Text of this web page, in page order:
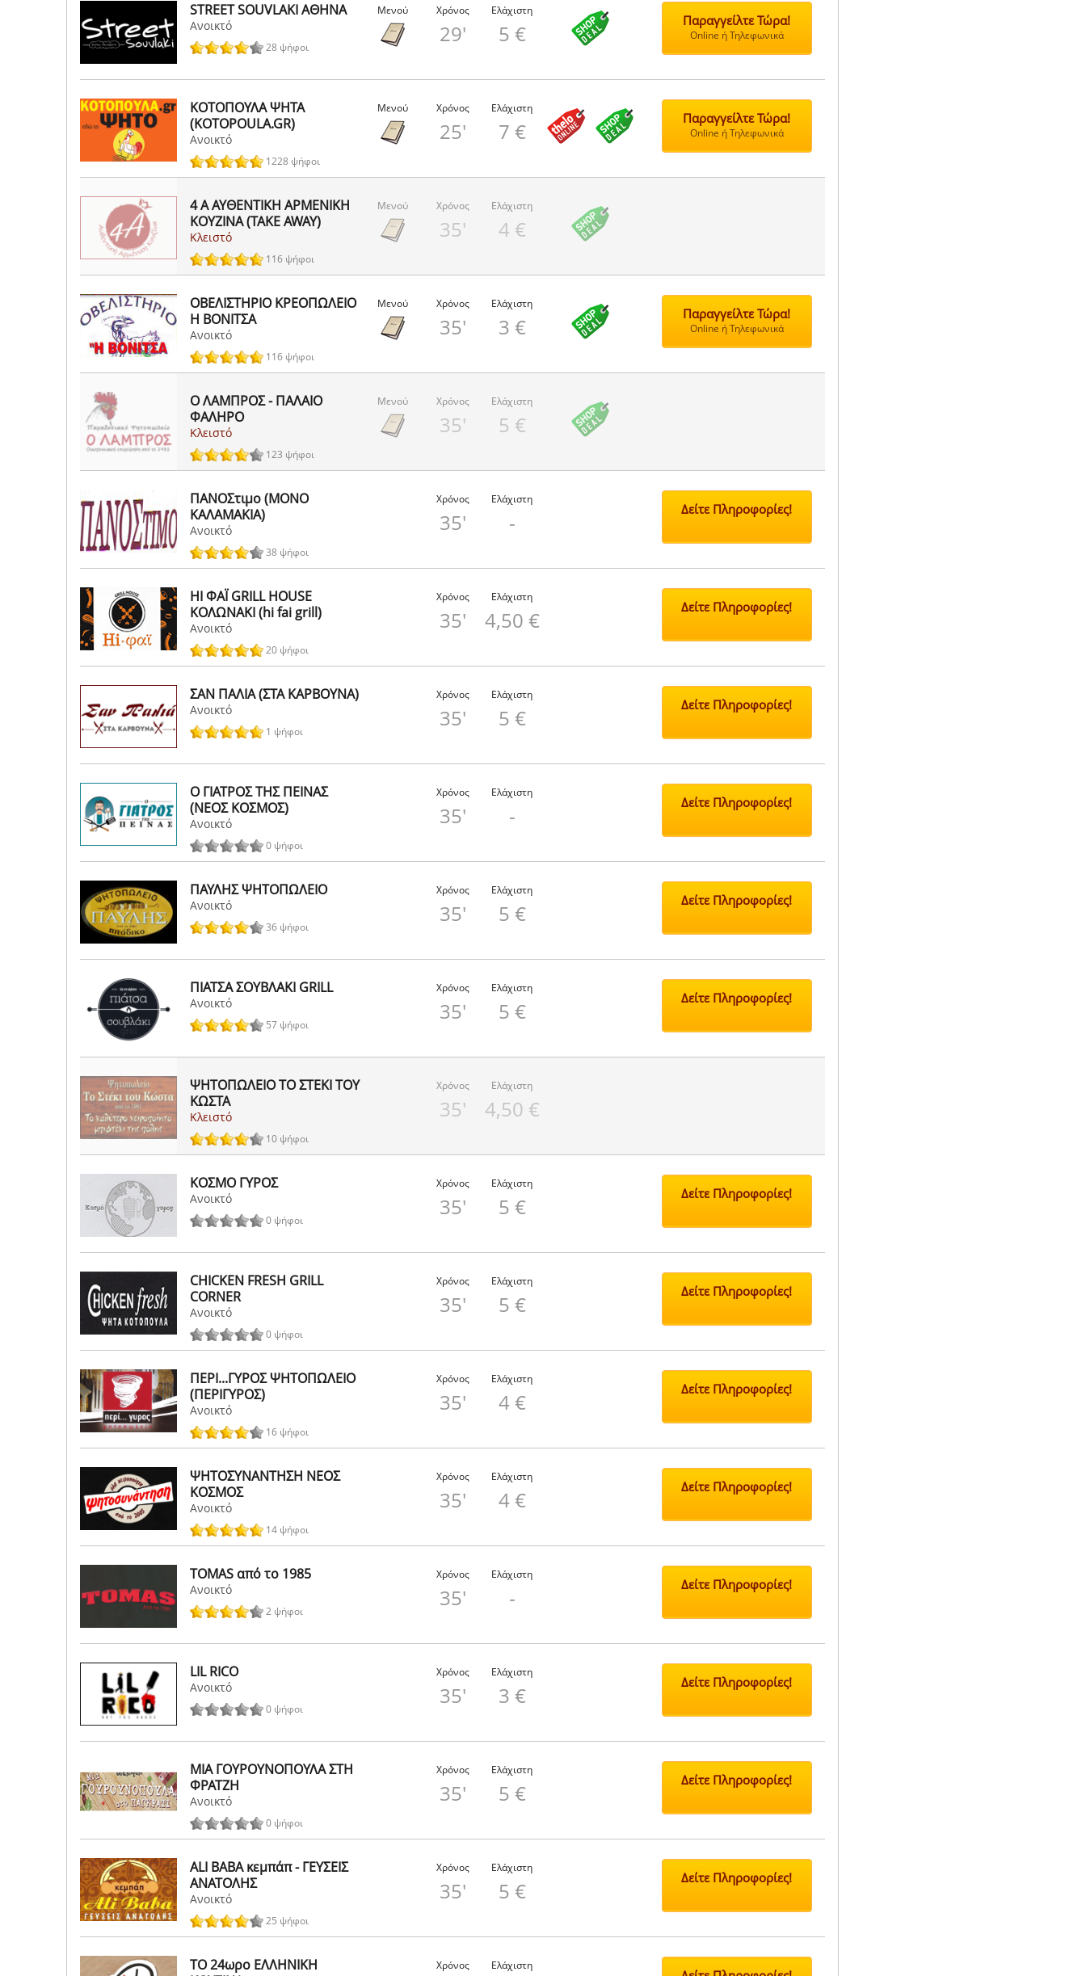
STREET SOUVLAKI ΑΘΗΝΑ
Ανοικτό
28 ψήφοι
Μενού Χρόνος
29'
Ελάχιστη
5 €
Παραγγείλτε Τώρα!
Online ή Τηλεφωνικά
ΚΟΤΟΠΟΥΛΑ ΨΗΤΑ
(KOTOPOULA.GR)
Ανοικτό
1228 ψήφοι
Μενού Χρόνος
25'
Ελάχιστη
7 €
Παραγγείλτε Τώρα!
Online ή Τηλεφωνικά
4 Α ΑΥΘΕΝΤΙΚΗ ΑΡΜΕΝΙΚΗ
ΚΟΥΖΙΝΑ (TAKE AWAY)
Κλειστό
116 ψήφοι
Μενού Χρόνος
35'
Ελάχιστη
4 €
ΟΒΕΛΙΣΤΗΡΙΟ ΚΡΕΟΠΩΛΕΙΟ
Η ΒΟΝΙΤΣΑ
Ανοικτό
116 ψήφοι
Μενού Χρόνος
35'
Ελάχιστη
3 €
Παραγγείλτε Τώρα!
Online ή Τηλεφωνικά
Ο ΛΑΜΠΡΟΣ - ΠΑΛΑΙΟ
ΦΑΛΗΡΟ
Κλειστό
123 ψήφοι
Μενού Χρόνος
35'
Ελάχιστη
5 €
ΠΑΝΟΣτιμο (ΜΟΝΟ
ΚΑΛΑΜΑΚΙΑ)
Ανοικτό
38 ψήφοι
Χρόνος
35'
Ελάχιστη
-
Δείτε Πληροφορίες!
HI ΦΑΪ GRILL HOUSE
ΚΟΛΩΝΑΚΙ (hi fai grill)
Ανοικτό
20 ψήφοι
Χρόνος
35'
Ελάχιστη
4,50 €
Δείτε Πληροφορίες!
ΣΑΝ ΠΑΛΙΑ (ΣΤΑ ΚΑΡΒΟΥΝΑ)
Ανοικτό
1 ψήφοι
Χρόνος
35'
Ελάχιστη
5 €
Δείτε Πληροφορίες!
Ο ΓΙΑΤΡΟΣ ΤΗΣ ΠΕΙΝΑΣ
(ΝΕΟΣ ΚΟΣΜΟΣ)
Ανοικτό
0 ψήφοι
Χρόνος
35'
Ελάχιστη
-
Δείτε Πληροφορίες!
ΠΑΥΛΗΣ ΨΗΤΟΠΩΛΕΙΟ
Ανοικτό
36 ψήφοι
Χρόνος
35'
Ελάχιστη
5 €
Δείτε Πληροφορίες!
ΠΙΑΤΣΑ ΣΟΥΒΛΑΚΙ GRILL
Ανοικτό
57 ψήφοι
Χρόνος
35'
Ελάχιστη
5 €
Δείτε Πληροφορίες!
ΨΗΤΟΠΩΛΕΙΟ ΤΟ ΣΤΕΚΙ ΤΟΥ
ΚΩΣΤΑ
Κλειστό
10 ψήφοι
Χρόνος
35'
Ελάχιστη
4,50 €
ΚΟΣΜΟ ΓΥΡΟΣ
Ανοικτό
0 ψήφοι
Χρόνος
35'
Ελάχιστη
5 €
Δείτε Πληροφορίες!
CHICKEN FRESH GRILL
CORNER
Ανοικτό
0 ψήφοι
Χρόνος
35'
Ελάχιστη
5 €
Δείτε Πληροφορίες!
ΠΕΡΙ...ΓΥΡΟΣ ΨΗΤΟΠΩΛΕΙΟ
(ΠΕΡΙΓΥΡΟΣ)
Ανοικτό
16 ψήφοι
Χρόνος
35'
Ελάχιστη
4 €
Δείτε Πληροφορίες!
ΨΗΤΟΣΥΝΑΝΤΗΣΗ ΝΕΟΣ
ΚΟΣΜΟΣ
Ανοικτό
14 ψήφοι
Χρόνος
35'
Ελάχιστη
4 €
Δείτε Πληροφορίες!
TOMAS από το 1985
Ανοικτό
2 ψήφοι
Χρόνος
35'
Ελάχιστη
-
Δείτε Πληροφορίες!
LIL RICO
Ανοικτό
0 ψήφοι
Χρόνος
35'
Ελάχιστη
3 €
Δείτε Πληροφορίες!
ΜΙΑ ΓΟΥΡΟΥΝΟΠΟΥΛΑ ΣΤΗ
ΦΡΑΤΖΗ
Ανοικτό
0 ψήφοι
Χρόνος
35'
Ελάχιστη
5 €
Δείτε Πληροφορίες!
ALI BABA κεμπάπ - ΓΕΥΣΕΙΣ
ΑΝΑΤΟΛΗΣ
Ανοικτό
25 ψήφοι
Χρόνος
35'
Ελάχιστη
5 €
Δείτε Πληροφορίες!
ΤΟ 24ωρο ΕΛΛΗΝΙΚΗ
Χρόνος Ελάχιστη